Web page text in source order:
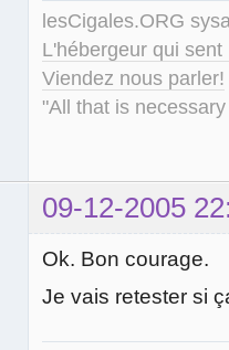
lesCigales.ORG
L'hébergeur qui
Viendez nous parler!
"All that is
09-12-2005
Ok. Bon courage.
Je vais retester si